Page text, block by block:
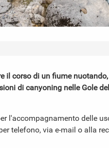
il corso di un fiume
di canyoning nelle Gole
l'accompagnamento delle
telefono, via e-mail o alla